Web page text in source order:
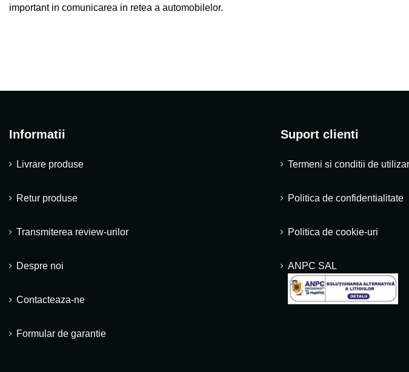
important in comunicarea in retea a automobilelor.
Informatii
Livrare produse
Retur produse
Transmiterea review-urilor
Despre noi
Contacteaza-ne
Formular de garantie
Suport clienti
Termeni si conditii de
Politica de confidentialitate
Politica de cookie-uri
ANPC SAL